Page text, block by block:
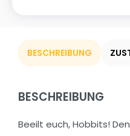
BESCHREIBUNG
BESCHREIBUNG
Beeilt euch, Hobbits!